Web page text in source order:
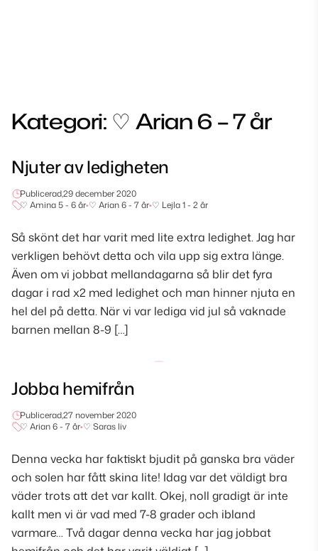
Kategori: ♡ Arian 6 – 7 år
Njuter av ledigheten
Publicerad,29 december 2020
♡ Amina 5 - 6 år•♡ Arian 6 - 7 år•♡ Lejla 1 - 2 år
Så skönt det har varit med lite extra ledighet. Jag har
verkligen behövt detta och vila upp sig extra länge.
Även om vi jobbat mellandagarna så blir det fyra
dagar i rad x2 med ledighet och man hinner njuta en
hel del på detta. När vi var lediga vid jul så vaknade
barnen mellan 8-9 […]
Jobba hemifrån
Publicerad,27 november 2020
♡ Arian 6 - 7 år•♡ Saras liv
Denna vecka har faktiskt bjudit på ganska bra väder
och solen har fått skina lite! Idag var det väldigt bra
väder trots att det var kallt. Okej, noll gradigt är inte
kallt men vi är vad med 7-8 grader och ibland
varmare… Två dagar denna vecka har jag jobbat